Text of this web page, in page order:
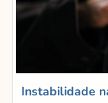
Instabilidade